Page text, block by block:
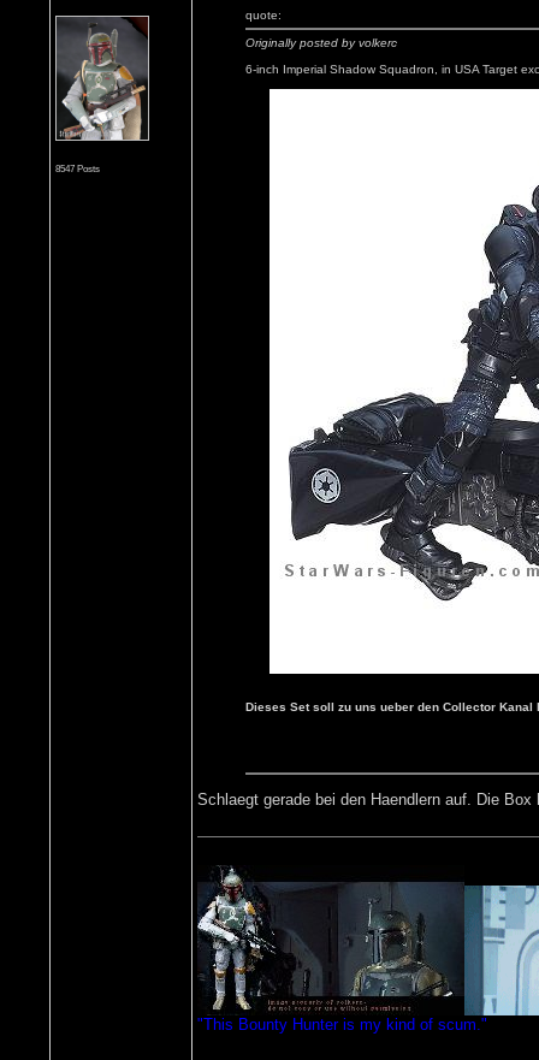
8547 Posts
quote:
Originally posted by volkerc
6-inch Imperial Shadow Squadron, in USA Target
Dieses Set soll zu uns ueber den Collector
Schlaegt gerade bei den Haendlern auf. Die
"This Bounty Hunter is my kind of scum."